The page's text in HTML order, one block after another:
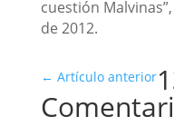
cuestión
de 2012.
← Artículo anterior